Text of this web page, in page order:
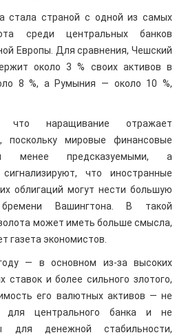
стала страной с одной из самых
среди центральных банков
Европы. Для сравнения, Чешский
около 3 % своих активов в
8 %, а Румыния — около 10 %,
что наращивание отражает
поскольку мировые финансовые
менее предсказуемыми, а
что иностранные
облигаций могут нести большую
Вашингтона. В такой
может иметь больше смысла,
газета экономистов.
— в основном из-за высоких
ставок и более сильного злотого,
его валютных активов — не
для центрального банка и не
для денежной стабильности,